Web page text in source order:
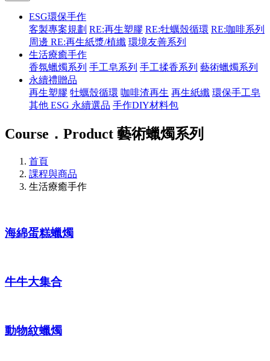
ESG環保手作
客製專案規劃 RE:再生塑膠 RE:牡蠣殼循環 RE:咖啡系列
周邊 RE:再生紙漿/植纖 環境友善系列
生活療癒手作
香氛蠟燭系列 手工皂系列 手工揉香系列 藝術蠟燭系列
永續禮贈品
再生塑膠 牡蠣殼循環 咖啡渣再生 再生紙纖 環保手工皂
其他 ESG 永續選品 手作DIY材料包
Course．Product 藝術蠟燭系列
首頁
課程與商品
生活療癒手作
海綿蛋糕蠟燭
牛牛大集合
動物紋蠟燭